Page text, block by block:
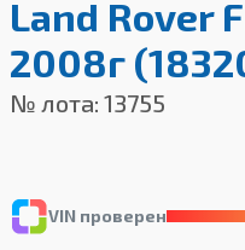
Land Rover
2008г
№ лота: 13755
VIN проверен